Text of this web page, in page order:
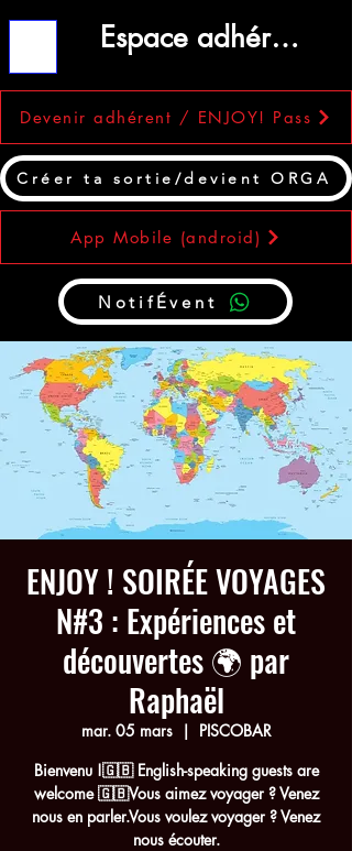
Devenir adhérent / ENJOY! Pass
Créer ta sortie/devient ORGA
Espace adhérent
NotifÉvent
App Mobile (android)
ENJOY ! SOIRÉE VOYAGES
N#3 : Expériences et
découvertes 🌍 par
Raphaël
mar. 05 mars
  |
PISCOBAR
Bienvenu !🇬🇧 English-speaking guests are
welcome 🇬🇧Vous aimez voyager ? Venez
nous en parler.Vous voulez voyager ? Venez
nous écouter.